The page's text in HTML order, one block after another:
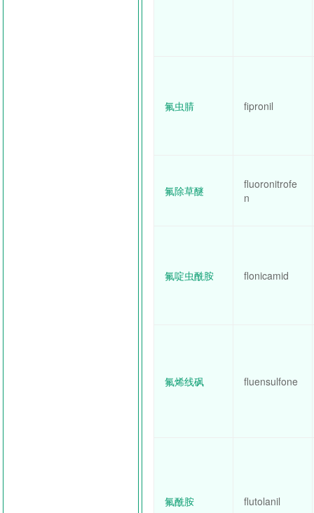
氟虫腈 fipronil
氟除草醚
fluoronitrofe
n
氟啶虫酰胺 flonicamid
氟烯线砜 fluensulfone
氟酰胺 flutolanil